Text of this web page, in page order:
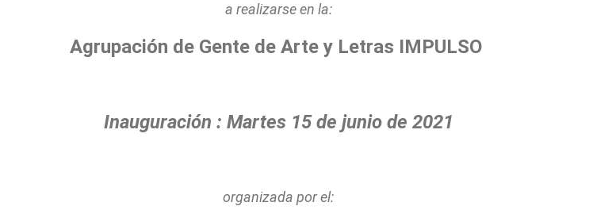
a realizarse en la:
Agrupación de Gente de Arte y Letras IMPULSO
Inauguración : Martes 15 de junio de 2021
organizada por el: